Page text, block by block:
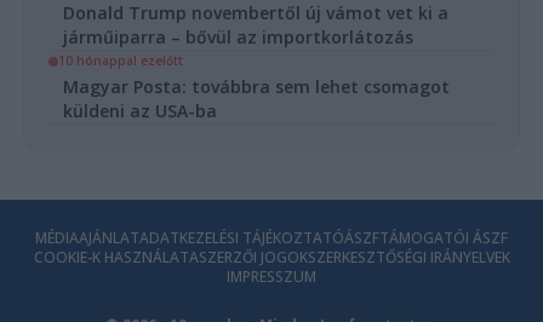
Donald Trump novembertől új vámot vet ki a
járműiparra – bővül az importkorlátozás
10 hónappal ezelőtt
Magyar Posta: továbbra sem lehet csomagot
küldeni az USA-ba
MÉDIAAJÁNLATADATKEZELÉSI TÁJÉKOZTATÓÁSZFTÁMOGATÓI ÁSZF
COOKIE-K HASZNÁLATASZERZŐI JOGOKSZERKESZTŐSÉGI IRÁNYELVEK
IMPRESSZUM